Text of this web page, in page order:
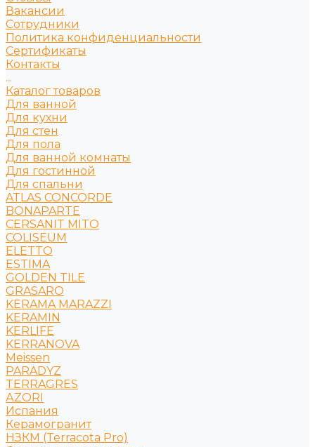
Вакансии
Сотрудники
Политика конфиденциальности
Сертификаты
Контакты
...
Каталог товаров
Для ванной
Для кухни
Для стен
Для пола
Для ванной комнаты
Для гостинной
Для спальни
ATLAS CONCORDE
BONAPARTE
CERSANIT MITO
COLISEUM
ELETTO
ESTIMA
GOLDEN TILE
GRASARO
KERAMA MARAZZI
KERAMIN
KERLIFE
KERRANOVA
Meissen
PARADYZ
TERRAGRES
АZORI
Испания
Керамогранит
НЗКМ (Terracota Pro)